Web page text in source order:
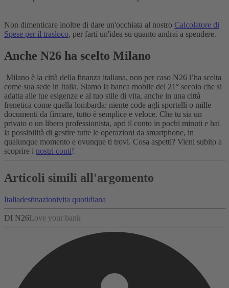
Non dimenticare inoltre di dare un'occhiata al nostro Calcolatore di
Spese per il trasloco, per farti un'idea su quanto andrai a spendere.
Anche N26 ha scelto Milano
Milano è la città della finanza italiana, non per caso N26 l’ha scelta
come sua sede in Italia. Siamo la banca mobile del 21° secolo che si
adatta alle tue esigenze e al tuo stile di vita, anche in una città
frenetica come quella lombarda: niente code agli sportelli o mille
documenti da firmare, tutto è semplice e veloce. Che tu sia un
privato o un libero professionista, apri il conto in pochi minuti e hai
la possibilità di gestire tutte le operazioni da smartphone, in
qualunque momento e ovunque ti trovi. Cosa aspetti? Vieni subito a
scoprire i nostri conti!
Articoli simili all'argomento
Italiadestinazionivita quotidiana
DI N26Love your bank